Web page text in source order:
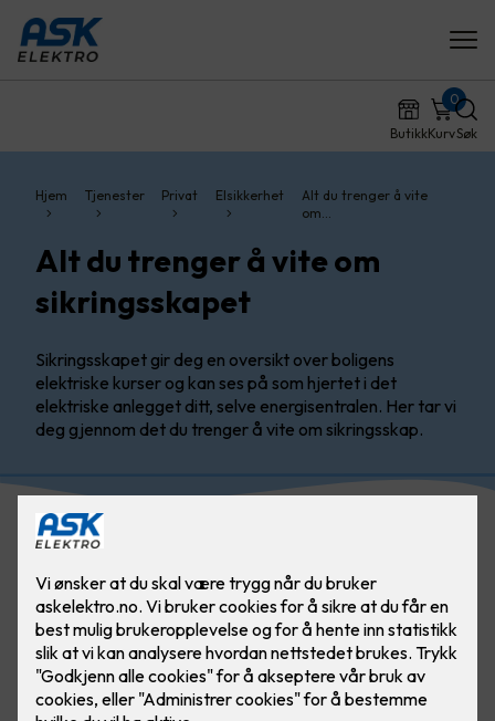
ButikkKurv
0
Søk
Hjem Tjenester Privat Elsikkerhet
Alt du trenger å vite
om…
Alt du trenger å vite om
sikringsskapet
Sikringsskapet gir deg en oversikt over boligens
elektriske kurser og kan ses på som hjertet i det
elektriske anlegget ditt, selve energisentralen. Her tar vi
deg gjennom det du trenger å vite om sikringsskap.